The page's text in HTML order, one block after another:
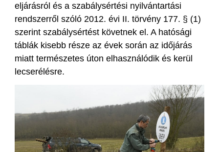
eljárásról és a szabálysértési nyilvántartási
rendszerről szóló 2012. évi II. törvény 177. § (1)
szerint szabálysértést követnek el. A hatósági
táblák kisebb része az évek során az időjárás
miatt természetes úton elhasználódik és kerül
lecserélésre.